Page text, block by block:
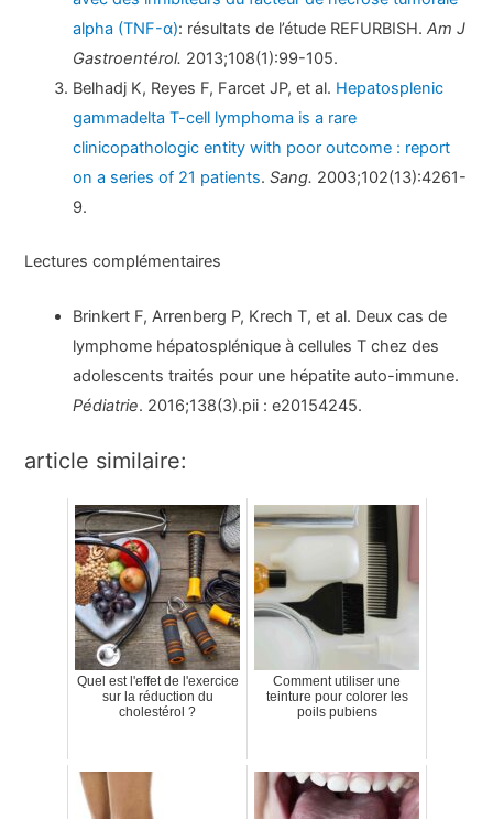
alpha (TNF-α): résultats de l’étude REFURBISH.Am J
Gastroentérol. 2013;108(1):99-105.
Belhadj K, Reyes F, Farcet JP, et al. Hepatosplenic
gammadelta T-cell lymphoma is a rare
clinicopathologic entity with poor outcome : report
on a series of 21 patients.Sang. 2003;102(13):4261-
9.
Lectures complémentaires
Brinkert F, Arrenberg P, Krech T, et al. Deux cas de
lymphome hépatosplénique à cellules T chez des
adolescents traités pour une hépatite auto-immune.
Pédiatrie. 2016;138(3).pii : e20154245.
article similaire:
Quel est l'effet de l'exercice
sur la réduction du
cholestérol ?
Comment utiliser une
teinture pour colorer les
poils pubiens